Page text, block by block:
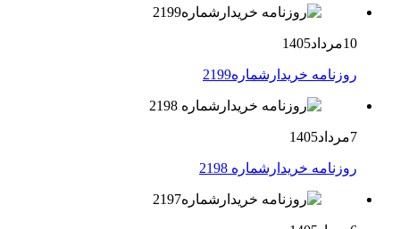
10مرداد1405
روزنامه خریدارشماره2199
7مرداد1405
روزنامه خریدارشماره 2198